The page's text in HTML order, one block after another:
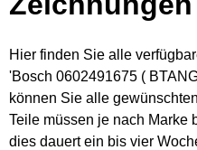
Hier finden Sie alle
'Bosch 0602491675 (
können Sie alle
Teile müssen je nach Marke
dies dauert ein bis vier